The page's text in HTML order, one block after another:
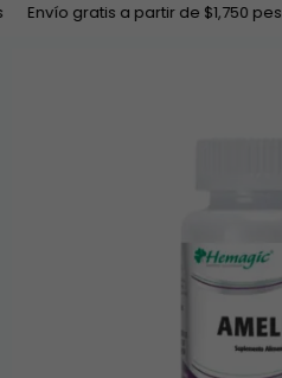
Envío gratis a partir de $1,750 pesos